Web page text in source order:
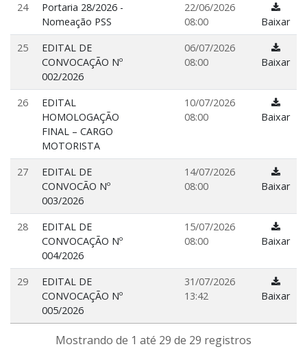
24
Portaria 28/2026 -
Nomeação PSS
22/06/2026
08:00
Baixar
25
EDITAL DE
CONVOCAÇÃO Nº
002/2026
06/07/2026
08:00
Baixar
26
EDITAL
HOMOLOGAÇÃO
FINAL – CARGO
MOTORISTA
10/07/2026
08:00
Baixar
27
EDITAL DE
CONVOCÃO Nº
003/2026
14/07/2026
08:00
Baixar
28
EDITAL DE
CONVOCAÇÃO Nº
004/2026
15/07/2026
08:00
Baixar
29
EDITAL DE
CONVOCAÇÃO Nº
005/2026
31/07/2026
13:42
Baixar
Mostrando de 1 até 29 de 29 registros